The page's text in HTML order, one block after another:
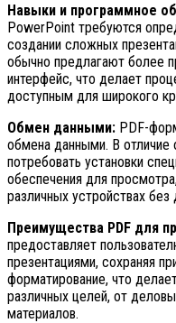
Навыки и программное
PowerPoint требуются
создании сложных
обычно предлагают более
интерфейс, что делает
доступным для широкого
Обмен данными: PDF-
обмена данными. В
потребовать установки
обеспечения для
различных устройствах
Преимущества PDF для
предоставляет
презентациями, сохраняя
форматирование, что
различных целей, от
материалов.